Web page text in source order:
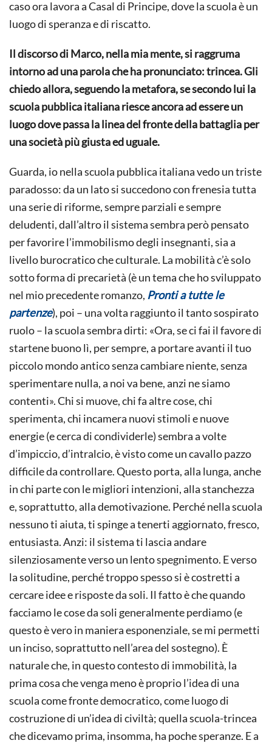
caso ora lavora a Casal di Principe, dove la scuola è un
luogo di speranza e di riscatto.
Il discorso di Marco, nella mia mente, si raggruma
intorno ad una parola che ha pronunciato: trincea. Gli
chiedo allora, seguendo la metafora, se secondo lui la
scuola pubblica italiana riesce ancora ad essere un
luogo dove passa la linea del fronte della battaglia per
una società più giusta ed uguale.
Guarda, io nella scuola pubblica italiana vedo un triste
paradosso: da un lato si succedono con frenesia tutta
una serie di riforme, sempre parziali e sempre
deludenti, dall’altro il sistema sembra però pensato
per favorire l’immobilismo degli insegnanti, sia a
livello burocratico che culturale. La mobilità c’è solo
sotto forma di precarietà (è un tema che ho sviluppato
nel mio precedente romanzo, Pronti a tutte le
partenze), poi – una volta raggiunto il tanto sospirato
ruolo – la scuola sembra dirti: «Ora, se ci fai il favore di
startene buono lì, per sempre, a portare avanti il tuo
piccolo mondo antico senza cambiare niente, senza
sperimentare nulla, a noi va bene, anzi ne siamo
contenti». Chi si muove, chi fa altre cose, chi
sperimenta, chi incamera nuovi stimoli e nuove
energie (e cerca di condividerle) sembra a volte
d’impiccio, d’intralcio, è visto come un cavallo pazzo
difficile da controllare. Questo porta, alla lunga, anche
in chi parte con le migliori intenzioni, alla stanchezza
e, soprattutto, alla demotivazione. Perché nella scuola
nessuno ti aiuta, ti spinge a tenerti aggiornato, fresco,
entusiasta. Anzi: il sistema ti lascia andare
silenziosamente verso un lento spegnimento. E verso
la solitudine, perché troppo spesso si è costretti a
cercare idee e risposte da soli. Il fatto è che quando
facciamo le cose da soli generalmente perdiamo (e
questo è vero in maniera esponenziale, se mi permetti
un inciso, soprattutto nell’area del sostegno). È
naturale che, in questo contesto di immobilità, la
prima cosa che venga meno è proprio l’idea di una
scuola come fronte democratico, come luogo di
costruzione di un’idea di civiltà; quella scuola-trincea
che dicevamo prima, insomma, ha poche speranze. E a